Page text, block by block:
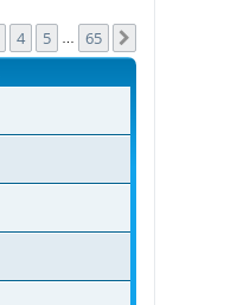
из65
4 5 65